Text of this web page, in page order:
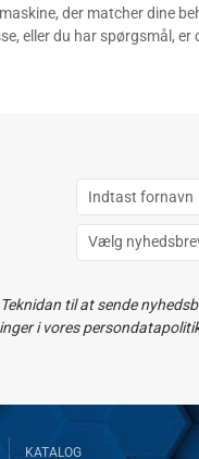
der matcher dine
eller du har spørgsmål, er
til at sende
i vores
KATALOG